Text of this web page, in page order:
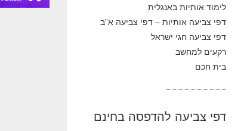
לימוד אותיות באנגלית
דפי צביעה אותיות – דפי צביעה א”ב
דפי צביעה חגי ישראל
רקעים למחשב
בית חכם
דפי צביעה להדפסה בחינם